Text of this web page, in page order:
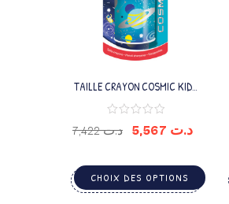
TAILLE CRAYON COSMIC KIDS
CANETTE 2TROUS
د.ت7,422 د.ت
CHOIX DES OPTIONS